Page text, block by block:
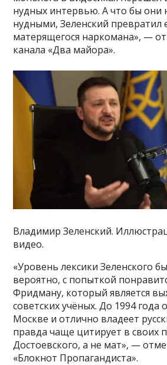
нудных интервью. А что бы они
нудными, Зеленский превратил
матерящегося наркомана», —
канала «Два майора».
Владимир Зеленский.
видео.
«Уровень лексики Зеленского
вероятно, с попыткой
Фридману, который является
советских учёных. До 1994 года
Москве и отлично владеет
правда чаще цитирует в своих
Достоевского, а не мат», —
«Блокнот Пропагандиста».